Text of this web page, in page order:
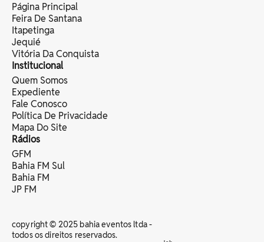
Página Principal
Feira De Santana
Itapetinga
Jequié
Vitória Da Conquista
Institucional
Quem Somos
Expediente
Fale Conosco
Política De Privacidade
Mapa Do Site
Rádios
GFM
Bahia FM Sul
Bahia FM
JP FM
copyright © 2025 bahia eventos ltda -
todos os direitos reservados.